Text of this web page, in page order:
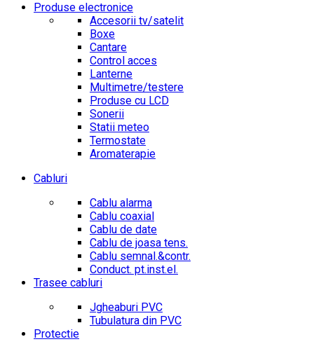
Produse electronice
Accesorii tv/satelit
Boxe
Cantare
Control acces
Lanterne
Multimetre/testere
Produse cu LCD
Sonerii
Statii meteo
Termostate
Aromaterapie
Cabluri
Cablu alarma
Cablu coaxial
Cablu de date
Cablu de joasa tens.
Cablu semnal.&contr.
Conduct. pt.inst.el.
Trasee cabluri
Jgheaburi PVC
Tubulatura din PVC
Protectie